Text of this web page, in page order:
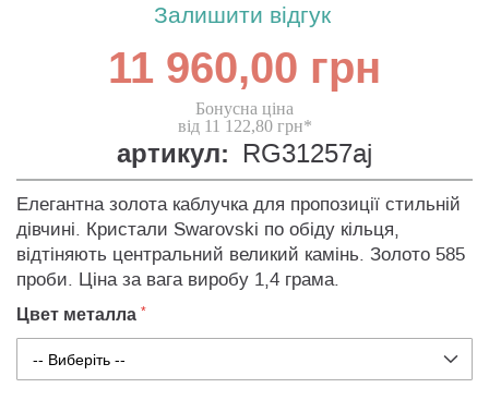
Залишити відгук
11 960,00 грн
Бонусна ціна
від 11 122,80 грн*
артикул: RG31257aj
Елегантна золота каблучка для пропозиції стильній
дівчині. Кристали Swarovski по обіду кільця,
відтіняють центральний великий камінь. Золото 585
проби. Ціна за вага виробу 1,4 грама.
Цвет металла